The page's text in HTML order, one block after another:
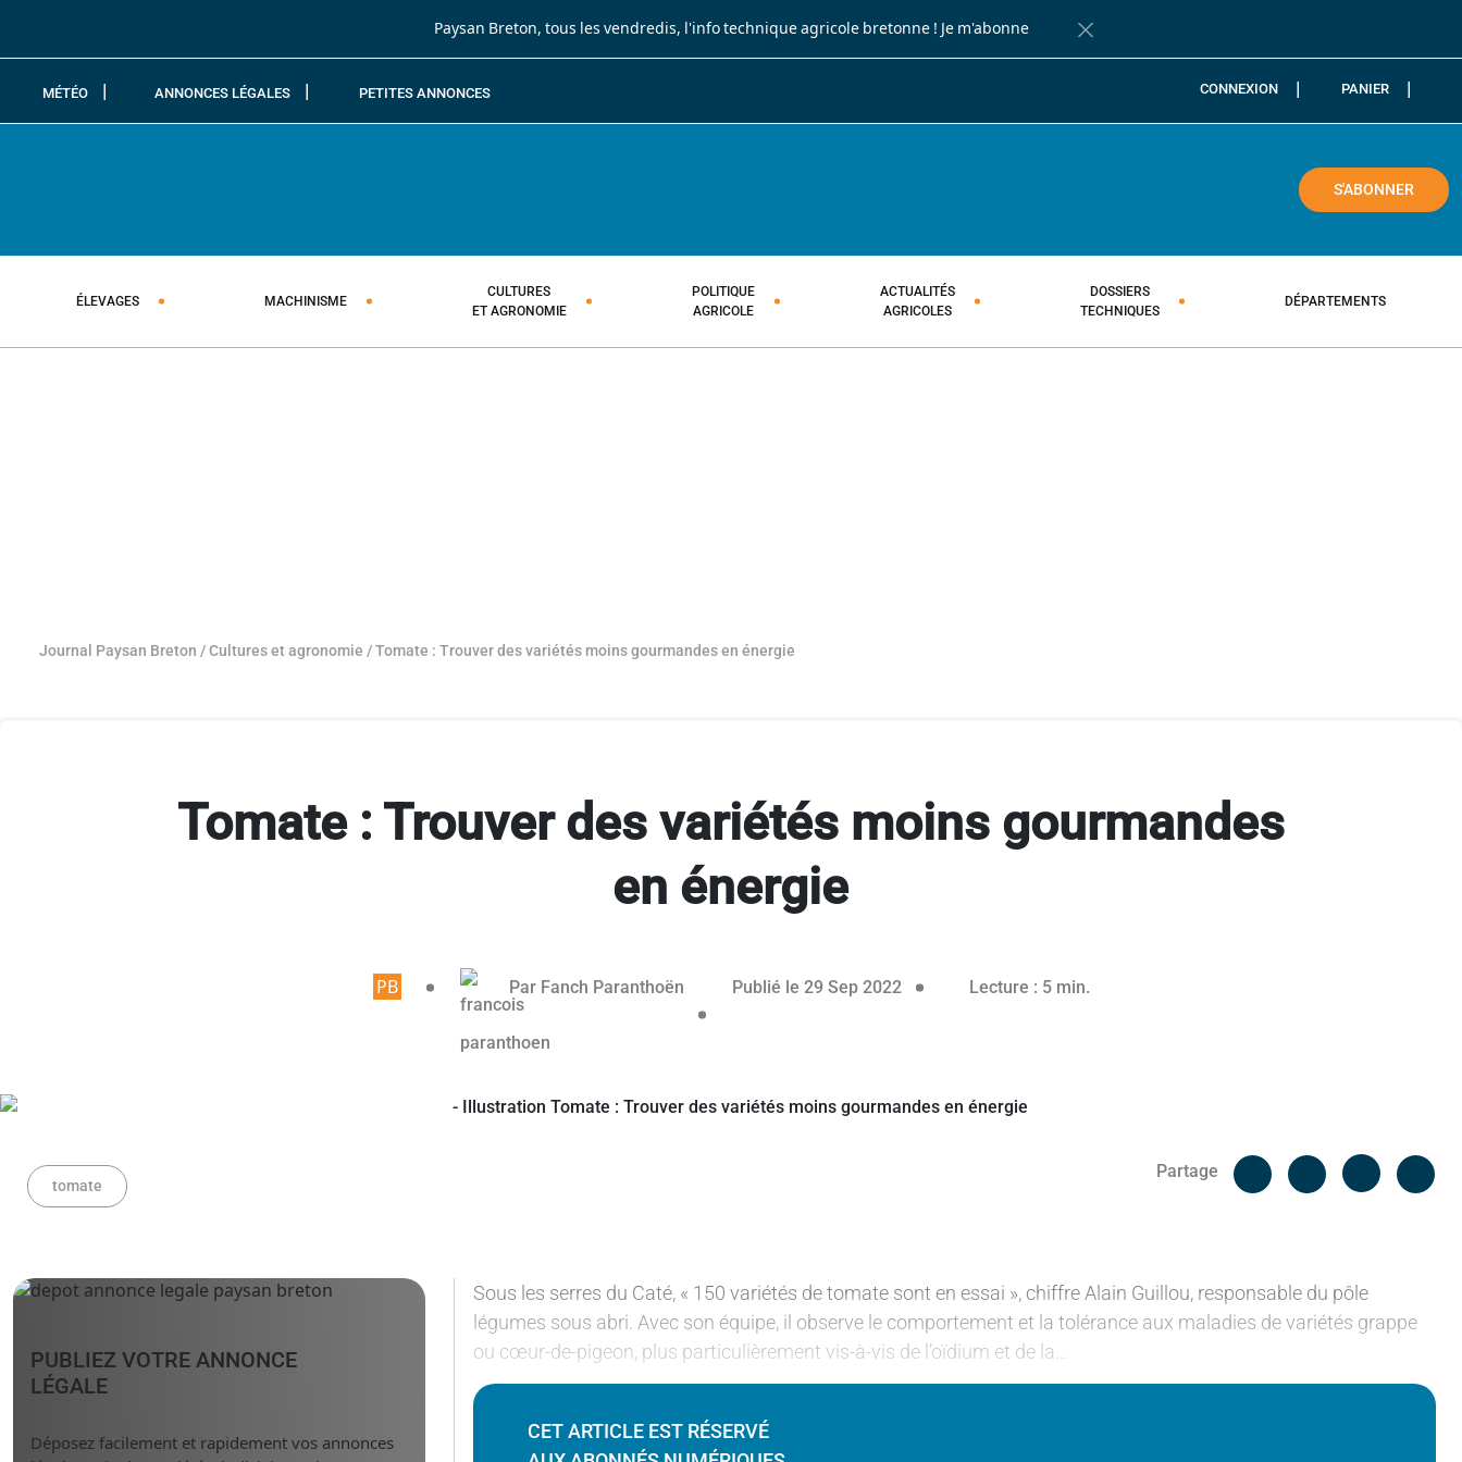
Paysan Breton, tous les vendredis, l'info technique agricole bretonne ! Je m'abonne
Fermer la barre de notification
MÉTÉO ANNONCES LÉGALES PETITES ANNONCES CONNEXION PANIER
S'ABONNER
ÉLEVAGES MACHINISME
CULTURES
ET AGRONOMIE
POLITIQUE
AGRICOLE
ACTUALITÉS
AGRICOLES
DOSSIERS
TECHNIQUES
DÉPARTEMENTS
Journal Paysan Breton /Cultures et agronomie /Tomate : Trouver des variétés moins gourmandes en énergie
Tomate : Trouver des variétés moins gourmandes
en énergie
Article réservé aux abonnés
Par Fanch Paranthoën Publié le 29 Sep 2022 Lecture : 5 min.
tomate
Partage
Facebook
Sous les serres du Caté, « 150 variétés de tomate sont en essai », chiffre Alain Guillou, responsable du pôle
légumes sous abri. Avec son équipe, il observe le comportement et la tolérance aux maladies de variétés grappe
ou cœur-de-pigeon, plus particulièrement vis-à-vis de l’oïdium et de la…
CET ARTICLE EST RÉSERVÉ
PUBLIEZ VOTRE ANNONCE
LÉGALE
Déposez facilement et rapidement vos annonces